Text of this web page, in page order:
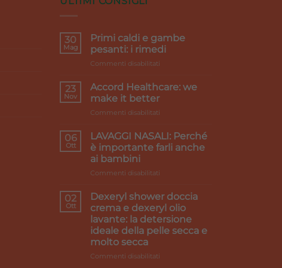
30
Mag
Primi caldi e gambe
pesanti: i rimedi
Commenti disabilitati
caldi
e
rimedi
23
Nov
Accord Healthcare: we
make it better
Commenti disabilitati
Healthcare:
we
make
06
Ott
LAVAGGI NASALI: Perché
è importante farli anche
ai bambini
Commenti disabilitati
NASALI:
Perché
è
importante
farli
02
Ott
Dexeryl shower doccia
crema e dexeryl olio
lavante: la detersione
ideale della pelle secca e
molto secca
Commenti disabilitati